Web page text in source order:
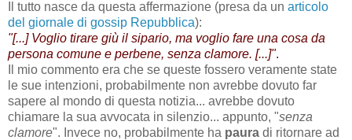
Il tutto nasce da questa affermazione (presa da un articolo
del giornale di gossip Repubblica):
"[...] Voglio tirare giù il sipario, ma voglio fare una cosa da
persona comune e perbene, senza clamore. [...]".
Il mio commento era che se queste fossero veramente state
le sue intenzioni, probabilmente non avrebbe dovuto far
sapere al mondo di questa notizia... avrebbe dovuto
chiamare la sua avvocata in silenzio... appunto, "senza
clamore". Invece no, probabilmente ha paura di ritornare ad